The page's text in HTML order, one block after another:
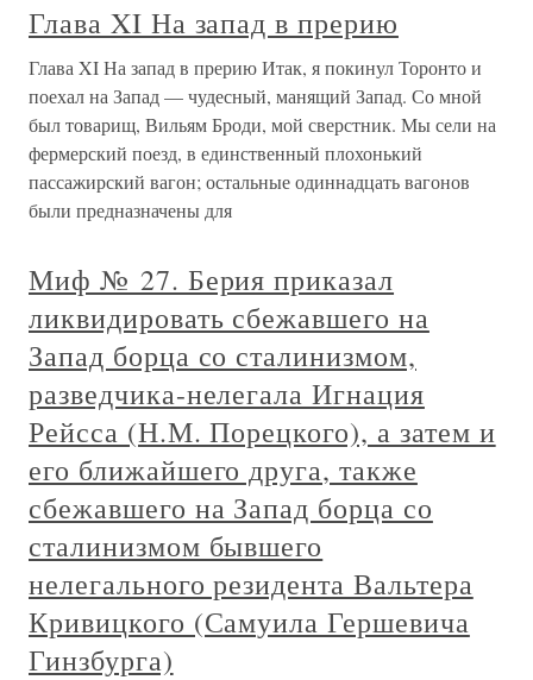
Глава XI На запад в прерию
Глава XI На запад в прерию Итак, я покинул Торонто и
поехал на Запад — чудесный, манящий Запад. Со мной
был товарищ, Вильям Броди, мой сверстник. Мы сели на
фермерский поезд, в единственный плохонький
пассажирский вагон; остальные одиннадцать вагонов
были предназначены для
Миф № 27. Берия приказал
ликвидировать сбежавшего на
Запад борца со сталинизмом,
разведчика-нелегала Игнация
Рейсса (Н.М. Порецкого), а затем и
его ближайшего друга, также
сбежавшего на Запад борца со
сталинизмом бывшего
нелегального резидента Вальтера
Кривицкого (Самуила Гершевича
Гинзбурга)